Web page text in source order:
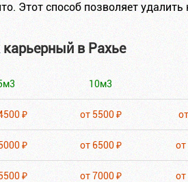
Этот способ позволяет
карьерный в Рахье
10м3
₽ от 5500 ₽
₽ от 6500 ₽ от
₽ от 7000 ₽ от